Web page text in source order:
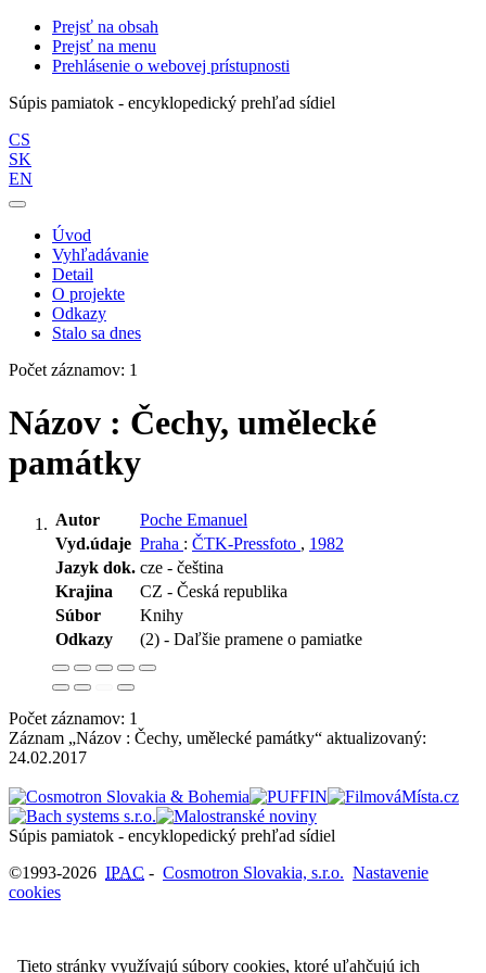
Prejsť na obsah
Prejsť na menu
Prehlásenie o webovej prístupnosti
Súpis pamiatok - encyklopedický prehľad sídiel
CS
SK
EN
Úvod
Vyhľadávanie
Detail
O projekte
Odkazy
Stalo sa dnes
Počet záznamov: 1
Názov : Čechy, umělecké
památky
Autor
Poche Emanuel
Vyd.údaje Praha : ČTK-Pressfoto , 1982
Jazyk dok. cze - čeština
Krajina
CZ - Česká republika
Súbor
Knihy
Odkazy
(2) - Daľšie pramene o pamiatke
Počet záznamov: 1
Záznam „Názov : Čechy, umělecké památky“ aktualizovaný:
24.02.2017
Súpis pamiatok - encyklopedický prehľad sídiel
©1993-2026 IPAC - Cosmotron Slovakia, s.r.o. Nastavenie
cookies
Tieto stránky využívajú súbory cookies, ktoré uľahčujú ich